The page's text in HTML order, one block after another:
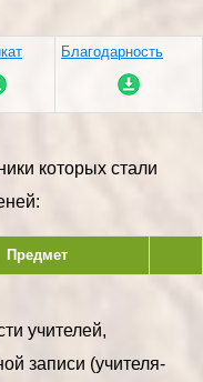
Благодарность
которых стали
Предмет
учителей,
записи (учителя-